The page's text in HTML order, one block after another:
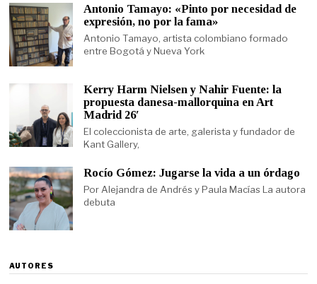
Antonio Tamayo: «Pinto por necesidad de
expresión, no por la fama»
Antonio Tamayo, artista colombiano formado
entre Bogotá y Nueva York
Kerry Harm Nielsen y Nahir Fuente: la
propuesta danesa-mallorquina en Art
Madrid 26′
El coleccionista de arte, galerista y fundador de
Kant Gallery,
Rocío Gómez: Jugarse la vida a un órdago
Por Alejandra de Andrés y Paula Macías La autora
debuta
AUTORES